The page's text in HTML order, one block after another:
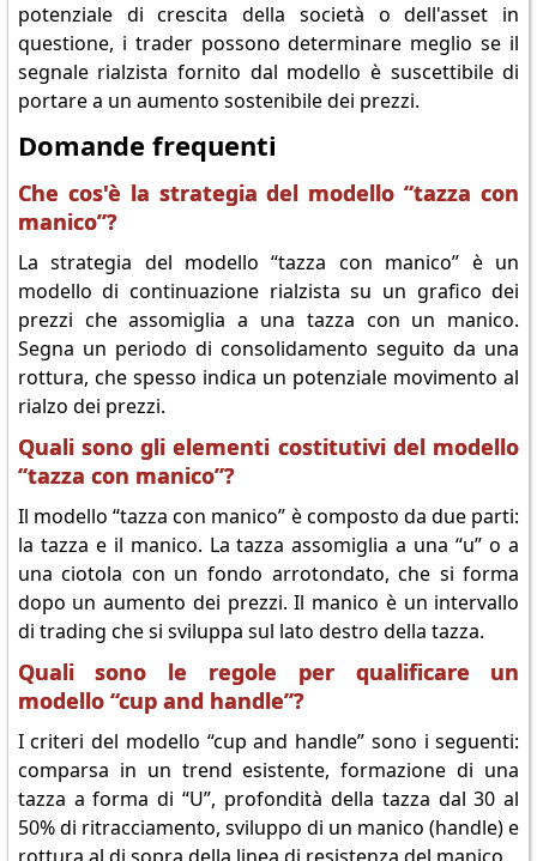
potenziale di crescita della società o dell'asset in
questione, i trader possono determinare meglio se il
segnale rialzista fornito dal modello è suscettibile di
portare a un aumento sostenibile dei prezzi.
Domande frequenti
Che cos'è la strategia del modello “tazza con
manico”?
La strategia del modello “tazza con manico” è un
modello di continuazione rialzista su un grafico dei
prezzi che assomiglia a una tazza con un manico.
Segna un periodo di consolidamento seguito da una
rottura, che spesso indica un potenziale movimento al
rialzo dei prezzi.
Quali sono gli elementi costitutivi del modello
“tazza con manico”?
Il modello “tazza con manico” è composto da due parti:
la tazza e il manico. La tazza assomiglia a una “u” o a
una ciotola con un fondo arrotondato, che si forma
dopo un aumento dei prezzi. Il manico è un intervallo
di trading che si sviluppa sul lato destro della tazza.
Quali sono le regole per qualificare un
modello “cup and handle”?
I criteri del modello “cup and handle” sono i seguenti:
comparsa in un trend esistente, formazione di una
tazza a forma di “U”, profondità della tazza dal 30 al
50% di ritracciamento, sviluppo di un manico (handle) e